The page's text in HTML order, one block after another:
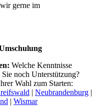
gerne im
Welche Kenntnisse
noch Unterstützung?
Wahl zum Starten:
| Neubrandenburg |
| Wismar